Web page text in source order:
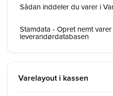
Sådan inddeler du varer i
Stamdata - Opret nemt varer
leverandørdatabasen
Varelayout i kassen